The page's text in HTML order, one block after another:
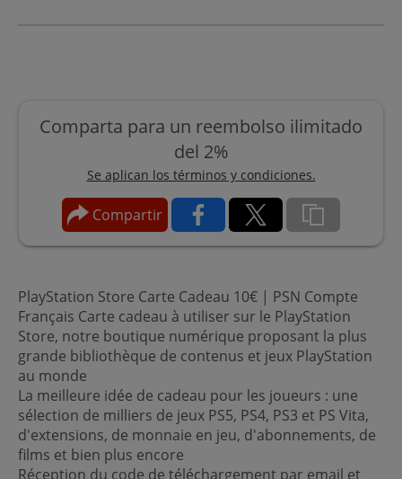
Comparta para un reembolso ilimitado
del 2%
Se aplican los términos y condiciones.
Compartir
PlayStation Store Carte Cadeau 10€ | PSN Compte
Français Carte cadeau à utiliser sur le PlayStation
Store, notre boutique numérique proposant la plus
grande bibliothèque de contenus et jeux PlayStation
au monde
La meilleure idée de cadeau pour les joueurs : une
sélection de milliers de jeux PS5, PS4, PS3 et PS Vita,
d'extensions, de monnaie en jeu, d'abonnements, de
films et bien plus encore
Réception du code de téléchargement par email et